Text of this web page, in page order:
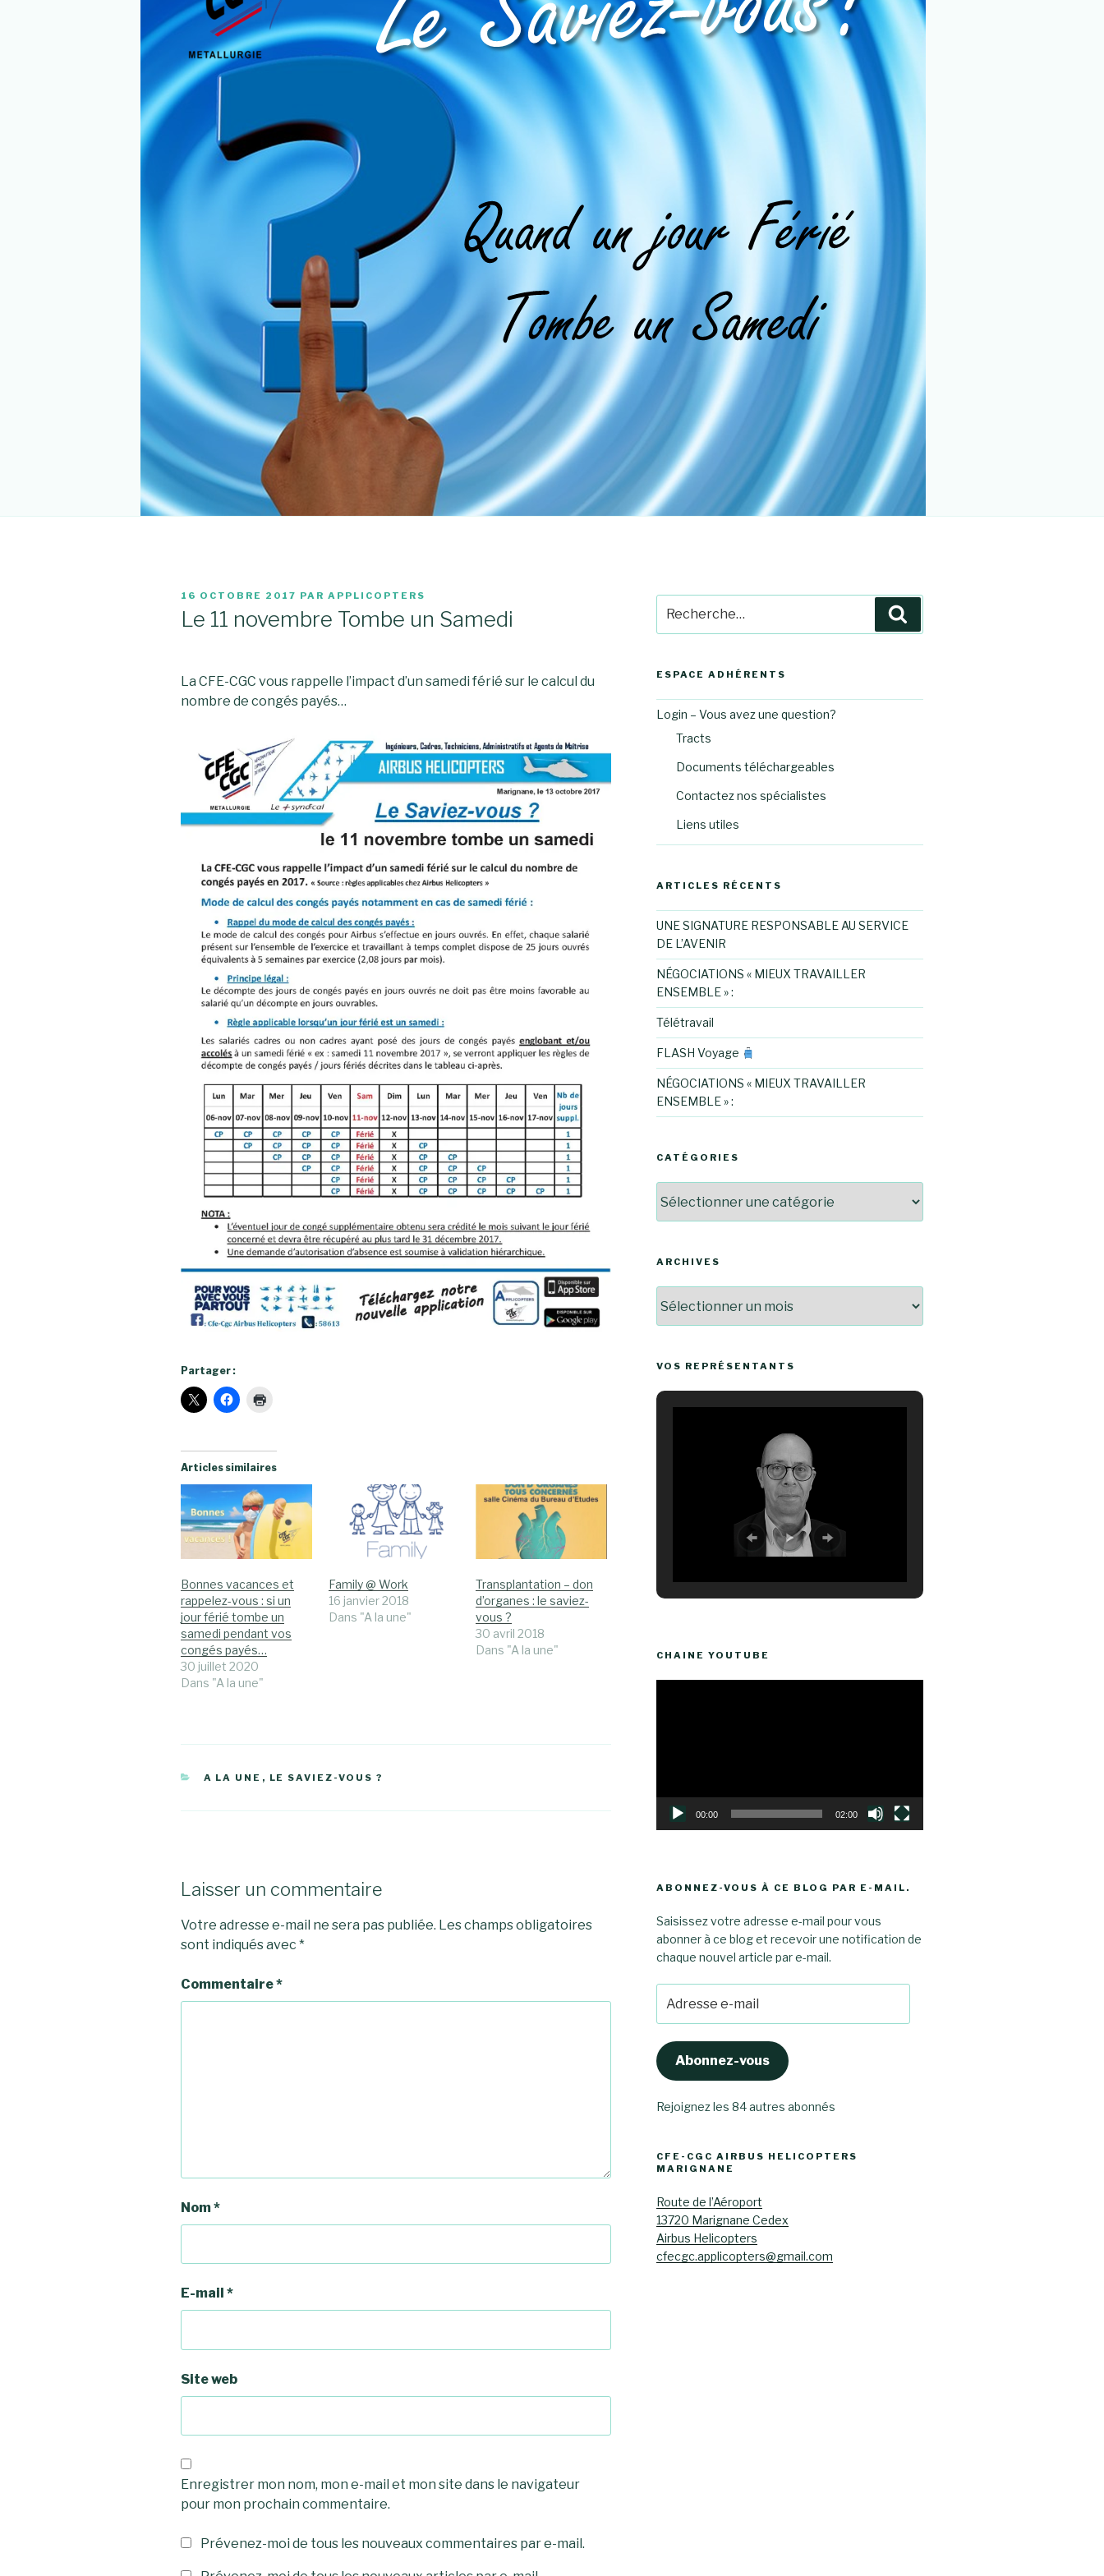
PUBLIÉ
16 OCTOBRE 2017 PAR APPLICOPTERS
Le 11 novembre Tombe un Samedi
La CFE-CGC vous rappelle l’impact d’un samedi férié sur le calcul du
nombre de congés payés…
Partager :
Articles similaires
Bonnes vacances et
rappelez-vous : si un
jour férié tombe un
samedi pendant vos
congés payés…
30 juillet 2020
Dans "A la une"
Family @ Work
16 janvier 2018
Dans "A la une"
Transplantation – don
d’organes : le saviez-
vous ?
30 avril 2018
Dans "A la une"
CATÉGORIES
A LA UNE , LE SAVIEZ-VOUS ?
Laisser un commentaire
Votre adresse e-mail ne sera pas publiée. Les champs obligatoires
sont indiqués avec *
Commentaire*
Nom*
E-mail *
Site web
Enregistrer mon nom, mon e-mail et mon site dans le navigateur
pour mon prochain commentaire.
Prévenez-moi de tous les nouveaux commentaires par e-mail.
pour
:
ESPACE ADHÉRENTS
Login – Vous avez une question?
Tracts
Documents téléchargeables
Contactez nos spécialistes
Liens utiles
ARTICLES RÉCENTS
UNE SIGNATURE RESPONSABLE AU SERVICE
DE L’AVENIR
NÉGOCIATIONS « MIEUX TRAVAILLER
ENSEMBLE » :
Télétravail
FLASH Voyage
NÉGOCIATIONS « MIEUX TRAVAILLER
ENSEMBLE » :
CATÉGORIES
ARCHIVES
VOS REPRÉSENTANTS
CHAINE YOUTUBE
00:00 02:00
ABONNEZ-VOUS À CE BLOG PAR E-MAIL.
Saisissez votre adresse e-mail pour vous
abonner à ce blog et recevoir une notification de
chaque nouvel article par e-mail.
e-
mail
Abonnez-vous
Rejoignez les 84 autres abonnés
CFE-CGC AIRBUS HELICOPTERS
MARIGNANE
Route de l’Aéroport
13720 Marignane Cedex
Airbus Helicopters
cfecgc.applicopters@gmail.com